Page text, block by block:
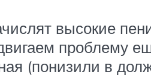
высокие
проблему
(понизили в